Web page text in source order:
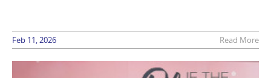
Feb 11, 2026 Read More